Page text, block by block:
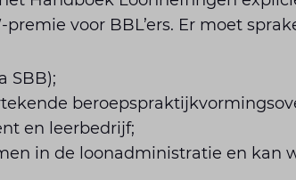
voor BBL’ers. Er moet
SBB);
en leerbedrijf;
in de loonadministratie en kan